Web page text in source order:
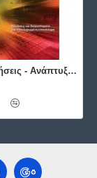
300+x ασκήσεις - Ανάπτυξη Εφαρμογών σε Προγραμματιστικό Περιβάλλον ΕΛΛΗΝΟΕΚΔΟΤΙΚΗ